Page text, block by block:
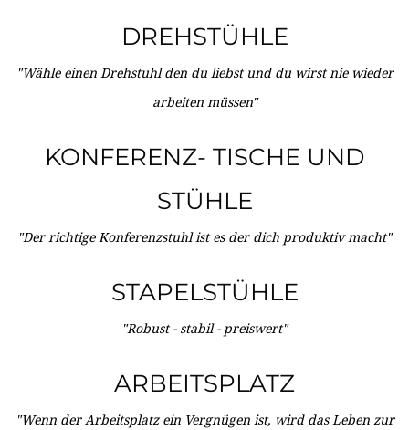
DREHSTÜHLE
"Wähle einen Drehstuhl den du liebst und du wirst nie wieder
arbeiten müssen"
KONFERENZ- TISCHE UND
STÜHLE
"Der richtige Konferenzstuhl ist es der dich produktiv macht"
STAPELSTÜHLE
"Robust - stabil - preiswert"
ARBEITSPLATZ
"Wenn der Arbeitsplatz ein Vergnügen ist, wird das Leben zur